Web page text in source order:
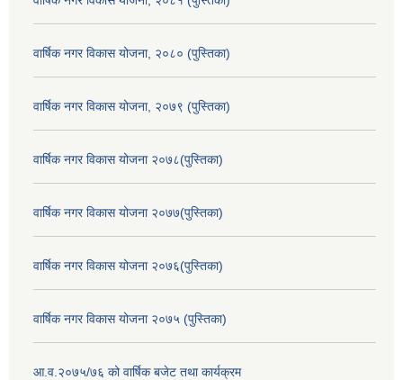
वार्षिक नगर विकास योजना, २०८० (पुस्तिका)
वार्षिक नगर विकास योजना, २०७९ (पुस्तिका)
वार्षिक नगर विकास योजना २०७८(पुस्तिका)
वार्षिक नगर विकास योजना २०७७(पुस्तिका)
वार्षिक नगर विकास योजना २०७६(पुस्तिका)
वार्षिक नगर विकास योजना २०७५ (पुस्तिका)
आ.व.२०७५/७६ को वार्षिक बजेट तथा कार्यक्रम